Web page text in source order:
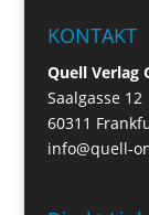
KONTAKT
Quell Verlag
Saalgasse 12
60311
info@quell-